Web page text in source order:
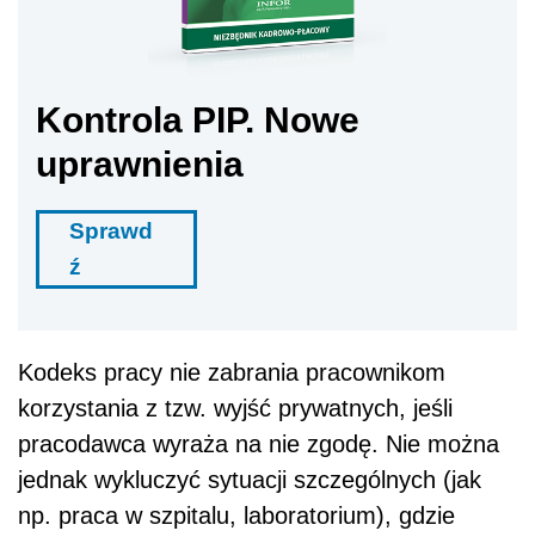
Kontrola PIP. Nowe
uprawnienia
Sprawd
ź
Kodeks pracy nie zabrania pracownikom
korzystania z tzw. wyjść prywatnych, jeśli
pracodawca wyraża na nie zgodę. Nie można
jednak wykluczyć sytuacji szczególnych (jak
np. praca w szpitalu, laboratorium), gdzie